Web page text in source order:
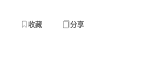
收藏 分享